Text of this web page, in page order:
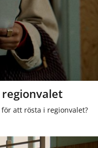
att rösta i regionvalet?